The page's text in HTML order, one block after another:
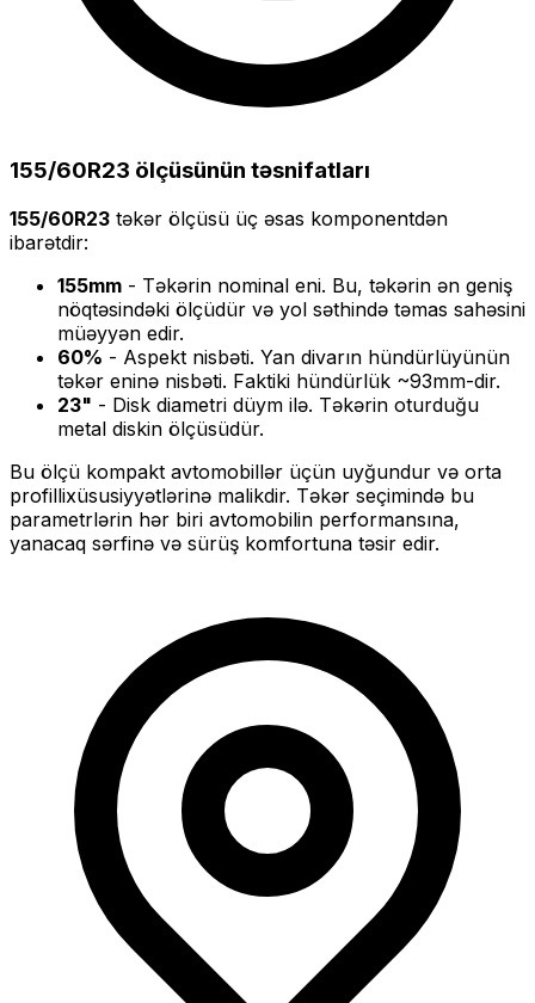
155/60R23 ölçüsünün təsnifatları
155/60R23 təkər ölçüsü üç əsas komponentdən
ibarətdir:
155mm - Təkərin nominal eni. Bu, təkərin ən geniş
nöqtəsindəki ölçüdür və yol səthində təmas sahəsini
müəyyən edir.
60% - Aspekt nisbəti. Yan divarın hündürlüyünün
təkər eninə nisbəti. Faktiki hündürlük ~93mm-dir.
23" - Disk diametri düym ilə. Təkərin oturduğu
metal diskin ölçüsüdür.
Bu ölçü kompakt avtomobillər üçün uyğundur və orta
profillixüsusiyyətlərinə malikdir. Təkər seçimində bu
parametrlərin hər biri avtomobilin performansına,
yanacaq sərfinə və sürüş komfortuna təsir edir.